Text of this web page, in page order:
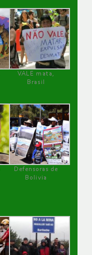
VALE mata,
Brasil
Defensoras de
Bolivia